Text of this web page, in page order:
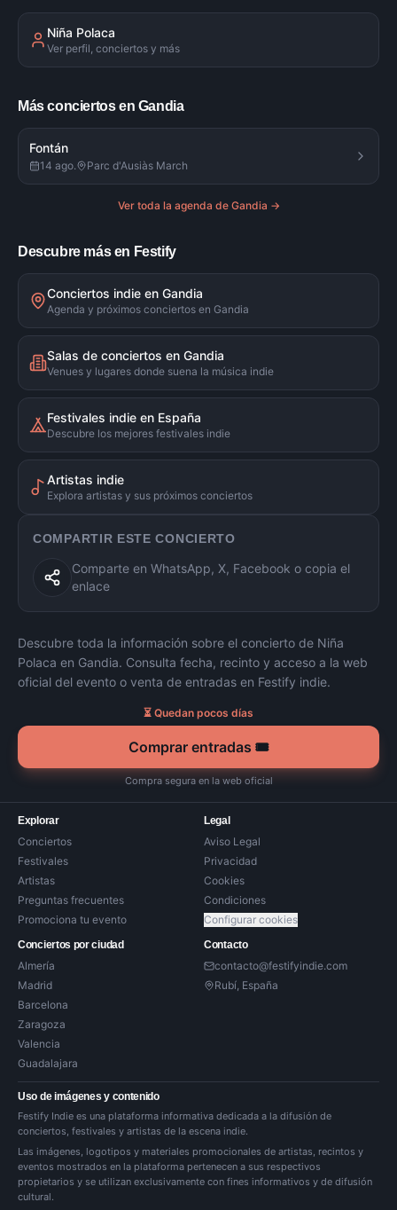
Niña Polaca
Ver perfil, conciertos y más
Más conciertos en Gandia
Fontán
14 ago. Parc d'Ausiàs March
Ver toda la agenda de Gandia →
Descubre más en Festify
Conciertos indie en Gandia
Agenda y próximos conciertos en Gandia
Salas de conciertos en Gandia
Venues y lugares donde suena la música indie
Festivales indie en España
Descubre los mejores festivales indie
Artistas indie
Explora artistas y sus próximos conciertos
COMPARTIR ESTE CONCIERTO
Comparte en WhatsApp, X, Facebook o copia el
enlace
Descubre toda la información sobre el concierto de Niña
Polaca en Gandia. Consulta fecha, recinto y acceso a la web
oficial del evento o venta de entradas en Festify indie.
⏳ Quedan pocos días
Comprar entradas 🎟️
Compra segura en la web oficial
Explorar
Conciertos
Festivales
Artistas
Preguntas frecuentes
Promociona tu evento
Legal
Aviso Legal
Privacidad
Cookies
Condiciones
Configurar cookies
Conciertos por ciudad
Almería
Madrid
Barcelona
Zaragoza
Valencia
Guadalajara
Contacto
contacto@festifyindie.com
Rubí, España
Uso de imágenes y contenido
Festify Indie es una plataforma informativa dedicada a la difusión de
conciertos, festivales y artistas de la escena indie.
Las imágenes, logotipos y materiales promocionales de artistas, recintos y
eventos mostrados en la plataforma pertenecen a sus respectivos
propietarios y se utilizan exclusivamente con fines informativos y de difusión
cultural.